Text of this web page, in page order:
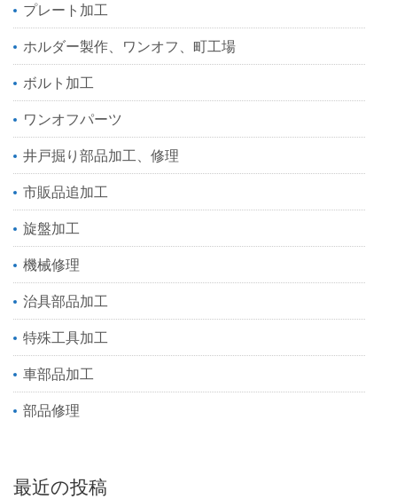
プレート加工
ホルダー製作、ワンオフ、町工場
ボルト加工
ワンオフパーツ
井戸掘り部品加工、修理
市販品追加工
旋盤加工
機械修理
治具部品加工
特殊工具加工
車部品加工
部品修理
最近の投稿